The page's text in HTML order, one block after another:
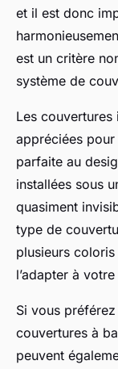
et il est donc
est un critère
système de
Les
appréciées
parfaite au
installées sous
quasiment
type de
plusieurs
l’adapter à
Si vous
couvertures à
peuvent